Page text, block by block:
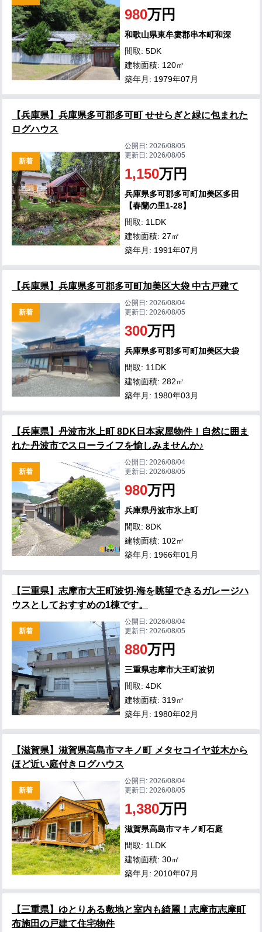
980万円
和歌山県東牟婁郡串本町和深
間取: 5DK
建物面積: 120㎡
築年月: 1979年07月
【兵庫県】兵庫県多可郡多可町 せせらぎと緑に包まれた
ログハウス
新着
公開日:2026/08/05
更新日:2026/08/05
1,150万円
兵庫県多可郡多可町加美区多田
【春蘭の里1-28】
間取: 1LDK
建物面積: 27㎡
築年月: 1991年07月
【兵庫県】兵庫県多可郡多可町加美区大袋 中古戸建て
新着
公開日:2026/08/04
更新日:2026/08/05
300万円
兵庫県多可郡多可町加美区大袋
間取: 11DK
建物面積: 282㎡
築年月: 1980年03月
【兵庫県】丹波市氷上町 8DK日本家屋物件！自然に囲ま
れた丹波市でスローライフを愉しみませんか♪
新着
公開日:2026/08/04
更新日:2026/08/05
980万円
兵庫県丹波市氷上町
間取: 8DK
建物面積: 102㎡
築年月: 1966年01月
【三重県】志摩市大王町波切-海を眺望できるガレージハ
ウスとしておすすめの1棟です。
新着
公開日:2026/08/04
更新日:2026/08/05
880万円
三重県志摩市大王町波切
間取: 4DK
建物面積: 319㎡
築年月: 1980年02月
【滋賀県】滋賀県高島市マキノ町 メタセコイヤ並木から
ほど近い庭付きログハウス
新着
公開日:2026/08/04
更新日:2026/08/05
1,380万円
滋賀県高島市マキノ町石庭
間取: 1LDK
建物面積: 30㎡
築年月: 2010年07月
【三重県】ゆとりある敷地と室内も綺麗！志摩市志摩町
布施田の戸建て住宅物件